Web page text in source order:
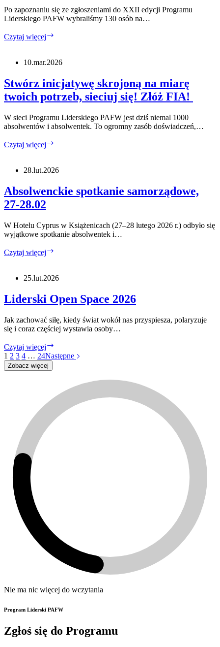
Po zapoznaniu się ze zgłoszeniami do XXII edycji Programu
Liderskiego PAFW wybraliśmy 130 osób na…
Czytaj więcej
rekrutacji
XXII
edycji
10.mar.2026
Stwórz inicjatywę skrojoną na miarę
twoich potrzeb, sieciuj się! Złóż FIA!
W sieci Programu Liderskiego PAFW jest dziś niemal 1000
absolwentów i absolwentek. To ogromny zasób doświadczeń,…
Czytaj więcej
na
twoich
potrzeb,
Złóż
FIA!
28.lut.2026
Absolwenckie spotkanie samorządowe,
27-28.02
W Hotelu Cyprus w Książenicach (27–28 lutego 2026 r.) odbyło się
wyjątkowe spotkanie absolwentek i…
Czytaj więcej
27-
25.lut.2026
Liderski Open Space 2026
Jak zachować siłę, kiedy świat wokół nas przyspiesza, polaryzuje
się i coraz częściej wystawia osoby…
Czytaj więcej
Open
Space
1 2 3 4 … 24Następne
Zobacz więcej
Nie ma nic więcej do wczytania
Program Liderski PAFW
Zgłoś się do Programu